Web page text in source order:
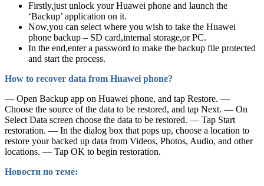
Firstly,just unlock your Huawei phone and launch the
‘Backup’ application on it.
Now,you can select where you wish to take the Huawei
phone backup – SD card,internal storage,or PC.
In the end,enter a password to make the backup file protected
and start the process.
How to recover data from Huawei phone?
— Open Backup app on Huawei phone, and tap Restore. —
Choose the source of the data to be restored, and tap Next. — On
Select Data screen choose the data to be restored. — Tap Start
restoration. — In the dialog box that pops up, choose a location to
restore your backed up data from Videos, Photos, Audio, and other
locations. — Tap OK to begin restoration.
Новости по теме: